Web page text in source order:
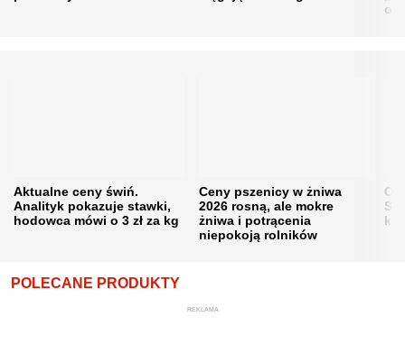
Aktualne ceny świń.
Analityk pokazuje stawki,
hodowca mówi o 3 zł za kg
Ceny pszenicy w żniwa
2026 rosną, ale mokre
żniwa i potrącenia
niepokoją rolników
POLECANE PRODUKTY
REKLAMA